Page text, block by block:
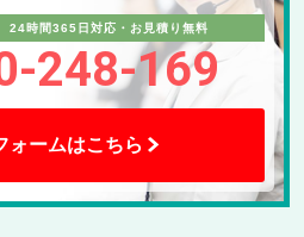
24時間365日対応・お見積り無料
248-169
ォームはこちら